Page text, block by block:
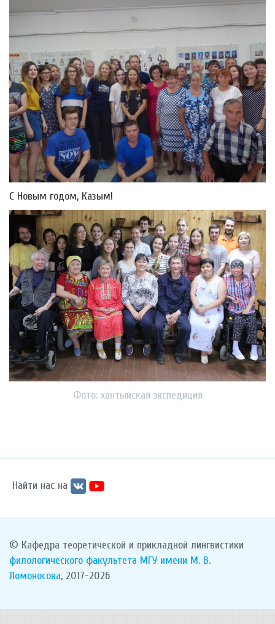
С Новым годом, Казым!
Фото: хантыйская экспедиция
Найти нас на
© Кафедра теоретической и прикладной лингвистики
филологического факультета МГУ имени М. В.
Ломоносова, 2017-2026